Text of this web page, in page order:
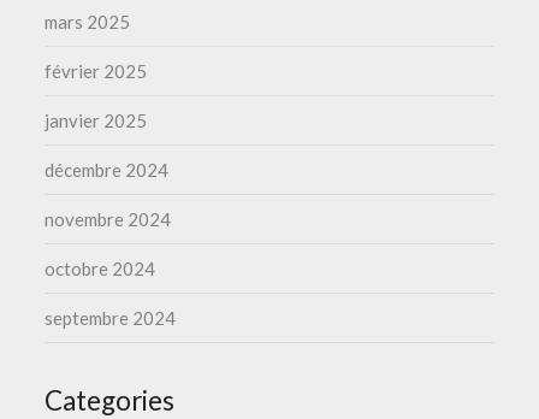
mars 2025
février 2025
janvier 2025
décembre 2024
novembre 2024
octobre 2024
septembre 2024
Categories